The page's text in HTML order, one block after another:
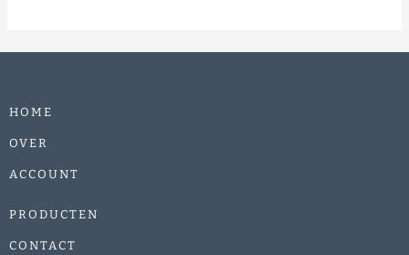
HOME
OVER
ACCOUNT
PRODUCTEN
CONTACT